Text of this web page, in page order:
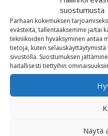
suostumusta
Parhaan kokemuksen
evästeitä, tallentaaksemme ja/tai
tekniikoiden hyväksyminen antaa
tietoja, kuten
sivustolla. Suostumuksen
haitallisesti tiettyihin
Näytä
Harley-Davidson
Indian Motorcycle
Lahjakortti
Lisävarusteet
Poistotori